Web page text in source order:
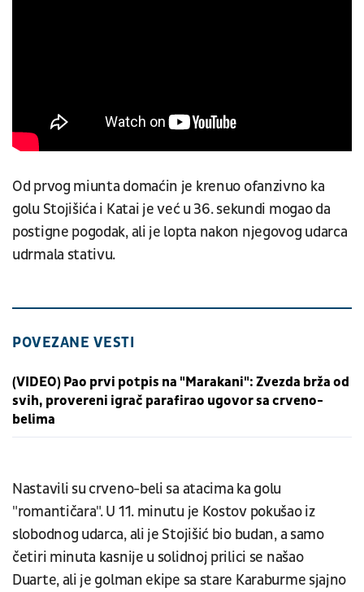
Od prvog miunta domaćin je krenuo ofanzivno ka
golu Stojišića i Katai je već u 36. sekundi mogao da
postigne pogodak, ali je lopta nakon njegovog udarca
udrmala stativu.
POVEZANE VESTI
(VIDEO) Pao prvi potpis na "Marakani": Zvezda brža od
svih, provereni igrač parafirao ugovor sa crveno-
belima
Nastavili su crveno-beli sa atacima ka golu
"romantičara". U 11. minutu je Kostov pokušao iz
slobodnog udarca, ali je Stojišić bio budan, a samo
četiri minuta kasnije u solidnoj prilici se našao
Duarte, ali je golman ekipe sa stare Karaburme sjajno